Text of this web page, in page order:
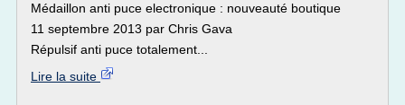
Médaillon anti puce electronique : nouveauté boutique
11 septembre 2013 par Chris Gava
Répulsif anti puce totalement...
Lire la suite